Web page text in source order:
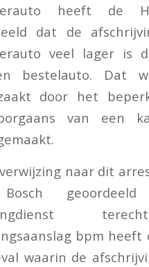
heeft de
dat de
veel lager is
bestelauto. Dat
door het
van een
naar dit
bpm heeft
waarin de